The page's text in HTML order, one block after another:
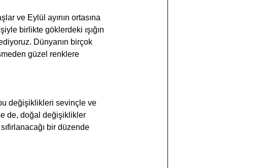
birlikte göklerdeki ışığın
Dünyanın birçok
güzel renklere
de, doğal değişiklikler
bir düzende